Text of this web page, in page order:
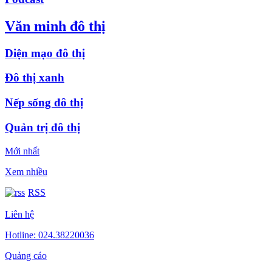
Văn minh đô thị
Diện mạo đô thị
Đô thị xanh
Nếp sống đô thị
Quản trị đô thị
Mới nhất
Xem nhiều
RSS
Liên hệ
Hotline: 024.38220036
Quảng cáo